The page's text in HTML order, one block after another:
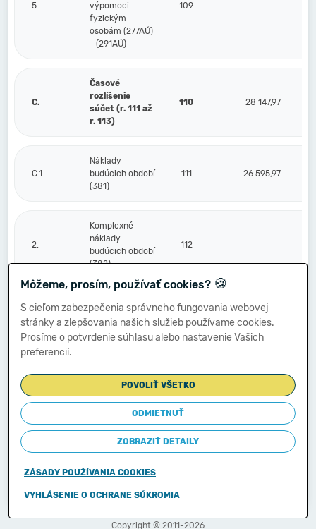
5.
výpomoci
fyzickým
osobám (277AÚ)
- (291AÚ)
109
C.
Časové
rozlíšenie
súčet (r. 111 až
r. 113)
110 28 147,97
C.1.
Náklady
budúcich období
(381)
111 26 595,97
2.
Komplexné
náklady
budúcich období
(382)
112
3.
Príjmy budúcich
období (385)
113 1 552,00
pokladnice
skupina 20)
114
ČÍSLO súčet (r.
Môžeme, prosím, používať cookies? 🍪
S cieľom zabezpečenia správneho fungovania webovej
stránky a zlepšovania našich služieb používame cookies.
Prosíme o potvrdenie súhlasu alebo nastavenie Vašich
preferencií.
POVOLIŤ VŠETKO
ODMIETNUŤ
ZOBRAZIŤ DETAILY
ZÁSADY POUŽÍVANIA COOKIES
VYHLÁSENIE O OCHRANE SÚKROMIA
Copyright © 2011-2026